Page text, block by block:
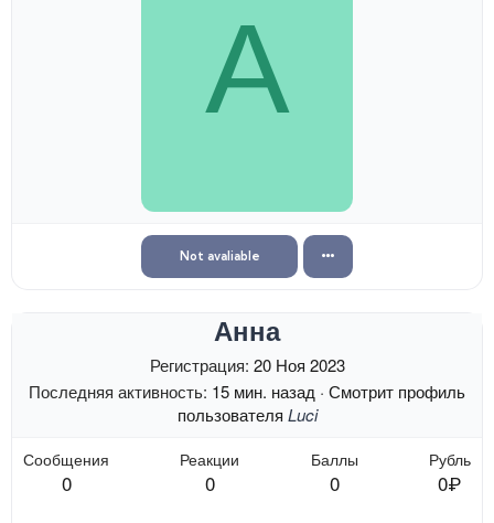
А
Not avaliable
Анна
Регистрация 20 Ноя 2023
Последняя активность 15 мин. назад · Смотрит профиль
пользователя Luci
Сообщения
0
Реакции
0
Баллы
0
Рубль
0₽